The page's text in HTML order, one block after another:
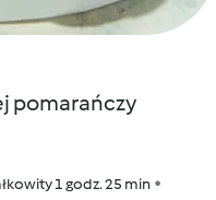
pomarańczy
1 godz. 25 min